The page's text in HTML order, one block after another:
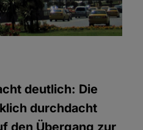
deutlich: Die
durchdacht